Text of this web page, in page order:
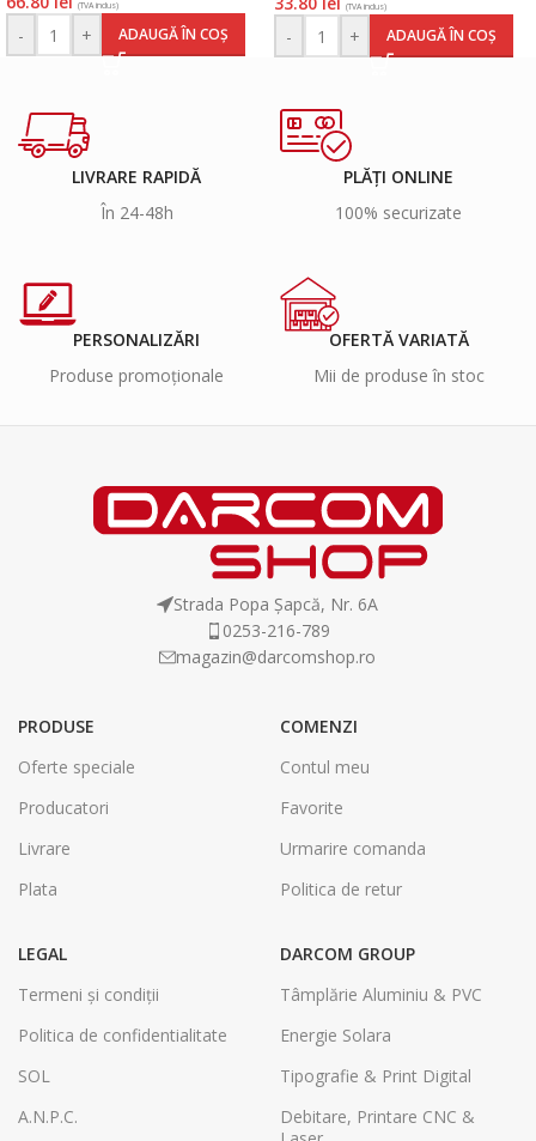
(TVA inclus)
- + ADAUGĂ ÎN COȘ
(TVA inclus)
- + ADAUGĂ ÎN COȘ
LIVRARE RAPIDĂ
În 24-48h
PLĂȚI ONLINE
100% securizate
PERSONALIZĂRI
Produse promoționale
OFERTĂ VARIATĂ
Mii de produse în stoc
Strada Popa Șapcă, Nr. 6A
0253-216-789
magazin@darcomshop.ro
PRODUSE
Oferte speciale
Producatori
Livrare
Plata
COMENZI
Contul meu
Favorite
Urmarire comanda
Politica de retur
LEGAL
Termeni și condiții
Politica de confidentialitate
SOL
A.N.P.C.
DARCOM GROUP
Tâmplărie Aluminiu & PVC
Energie Solara
Tipografie & Print Digital
Debitare, Printare CNC &